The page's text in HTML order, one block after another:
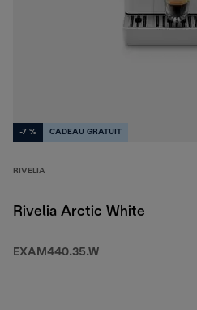
-7 % CADEAU GRATUIT
RIVELIA
Rivelia Arctic White
EXAM440.35.W